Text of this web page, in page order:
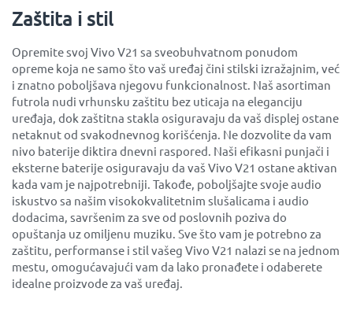
Zaštita i stil
Opremite svoj Vivo V21 sa sveobuhvatnom ponudom
opreme koja ne samo što vaš uređaj čini stilski izražajnim, već
i znatno poboljšava njegovu funkcionalnost. Naš asortiman
futrola nudi vrhunsku zaštitu bez uticaja na eleganciju
uređaja, dok zaštitna stakla osiguravaju da vaš displej ostane
netaknut od svakodnevnog korišćenja. Ne dozvolite da vam
nivo baterije diktira dnevni raspored. Naši efikasni punjači i
eksterne baterije osiguravaju da vaš Vivo V21 ostane aktivan
kada vam je najpotrebniji. Takođe, poboljšajte svoje audio
iskustvo sa našim visokokvalitetnim slušalicama i audio
dodacima, savršenim za sve od poslovnih poziva do
opuštanja uz omiljenu muziku. Sve što vam je potrebno za
zaštitu, performanse i stil vašeg Vivo V21 nalazi se na jednom
mestu, omogućavajući vam da lako pronađete i odaberete
idealne proizvode za vaš uređaj.